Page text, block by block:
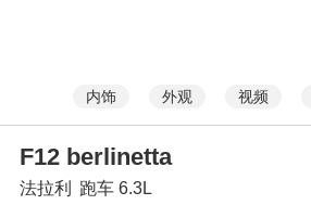
内饰 外观 视频
F12 berlinetta
法拉利 跑车 6.3L